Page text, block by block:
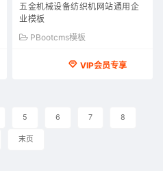
五金机械设备纺织机网站通用企
业模板
PBootcms模板
VIP会员专享
5 6 7 8
末页